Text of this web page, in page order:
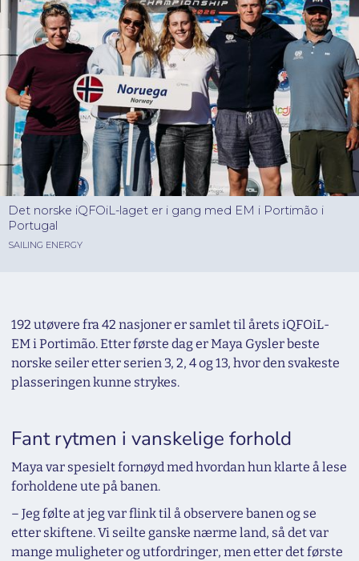
Det norske iQFOiL-laget er i gang med EM i Portimão i
Portugal
SAILING ENERGY
192 utøvere fra 42 nasjoner er samlet til årets iQFOiL-
EM i Portimão. Etter første dag er Maya Gysler beste
norske seiler etter serien 3, 2, 4 og 13, hvor den svakeste
plasseringen kunne strykes.
Fant rytmen i vanskelige forhold
Maya var spesielt fornøyd med hvordan hun klarte å lese
forholdene ute på banen.
– Jeg følte at jeg var flink til å observere banen og se
etter skiftene. Vi seilte ganske nærme land, så det var
mange muligheter og utfordringer, men etter det første